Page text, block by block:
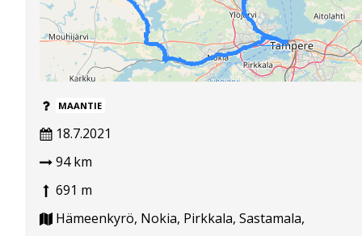
MAANTIE
18.7.2021
94 km
691 m
Hämeenkyrö, Nokia, Pirkkala, Sastamala,